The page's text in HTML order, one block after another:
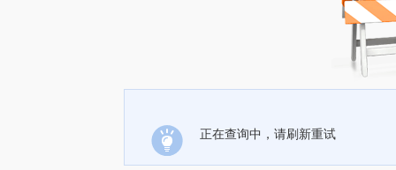
正在查询中，请刷新重试